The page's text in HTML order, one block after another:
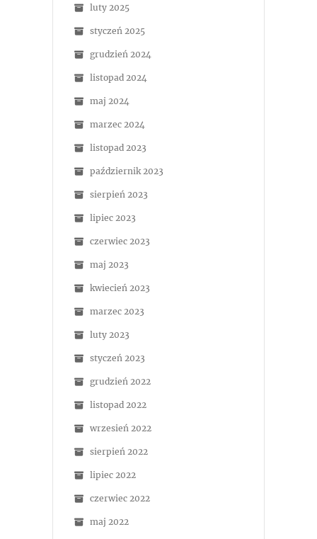
luty 2025
styczeń 2025
grudzień 2024
listopad 2024
maj 2024
marzec 2024
listopad 2023
październik 2023
sierpień 2023
lipiec 2023
czerwiec 2023
maj 2023
kwiecień 2023
marzec 2023
luty 2023
styczeń 2023
grudzień 2022
listopad 2022
wrzesień 2022
sierpień 2022
lipiec 2022
czerwiec 2022
maj 2022